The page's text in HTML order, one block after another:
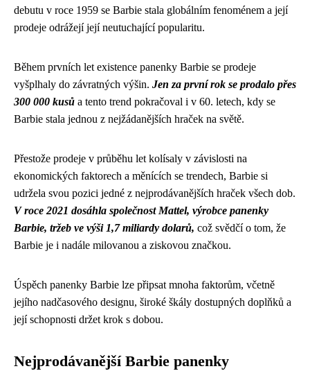
debutu v roce 1959 se Barbie stala globálním fenoménem a její
prodeje odrážejí její neutuchající popularitu.
Během prvních let existence panenky Barbie se prodeje
vyšplhaly do závratných výšin. Jen za první rok se prodalo přes
300 000 kusů a tento trend pokračoval i v 60. letech, kdy se
Barbie stala jednou z nejžádanějších hraček na světě.
Přestože prodeje v průběhu let kolísaly v závislosti na
ekonomických faktorech a měnících se trendech, Barbie si
udržela svou pozici jedné z nejprodávanějších hraček všech dob.
V roce 2021 dosáhla společnost Mattel, výrobce panenky
Barbie, tržeb ve výši 1,7 miliardy dolarů, což svědčí o tom, že
Barbie je i nadále milovanou a ziskovou značkou.
Úspěch panenky Barbie lze připsat mnoha faktorům, včetně
jejího nadčasového designu, široké škály dostupných doplňků a
její schopnosti držet krok s dobou.
Nejprodávanější Barbie panenky